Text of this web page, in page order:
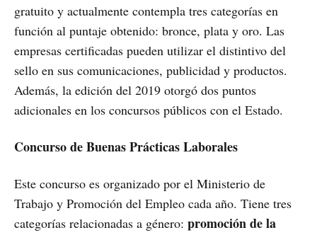
gratuito y actualmente contempla tres categorías en
función al puntaje obtenido: bronce, plata y oro. Las
empresas certificadas pueden utilizar el distintivo del
sello en sus comunicaciones, publicidad y productos.
Además, la edición del 2019 otorgó dos puntos
adicionales en los concursos públicos con el Estado.
Concurso de Buenas Prácticas Laborales
Este concurso es organizado por el Ministerio de
Trabajo y Promoción del Empleo cada año. Tiene tres
categorías relacionadas a género: promoción de la